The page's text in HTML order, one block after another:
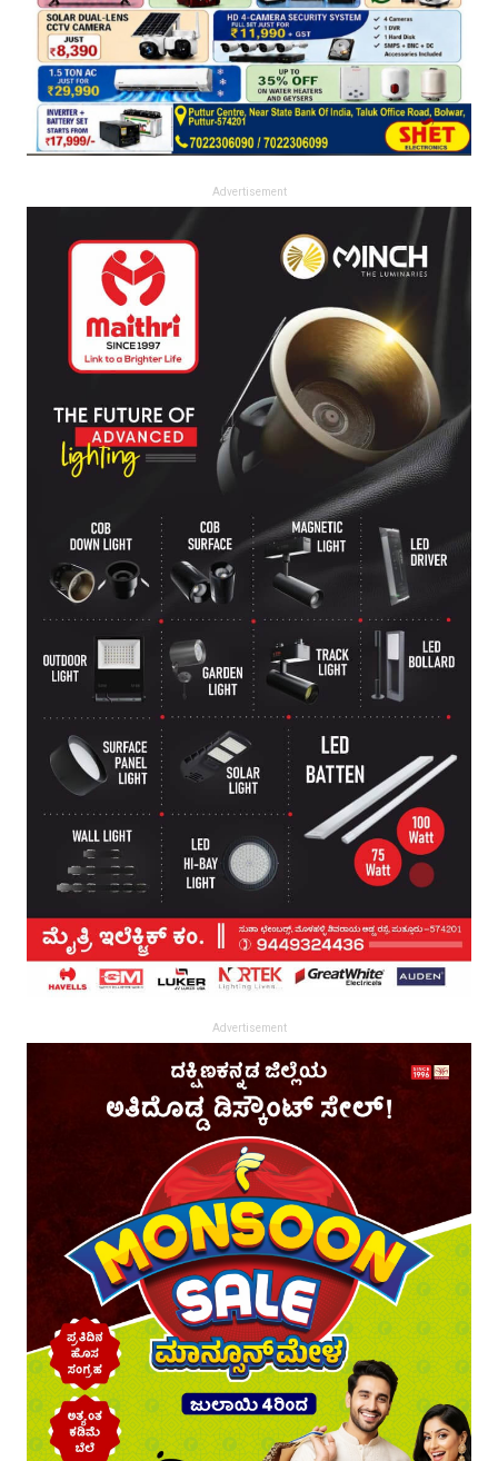
Advertisement
Advertisement